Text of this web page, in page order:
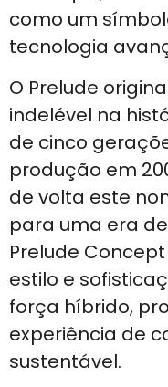
como um
tecnologia
O Prelude
indelével na
de cinco
produção em
de volta este
para uma era
Prelude
estilo e
força híbrido,
experiência de
sustentável.